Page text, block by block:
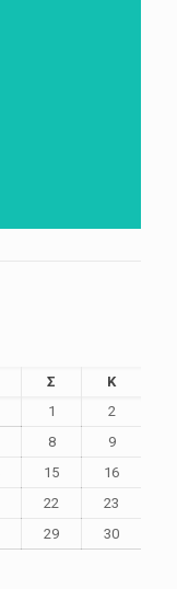
Σ
Κ
1
2
8
9
15
16
22
23
29
30